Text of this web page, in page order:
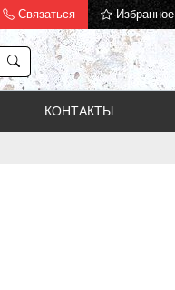
Связаться Избранное
КОНТАКТЫ